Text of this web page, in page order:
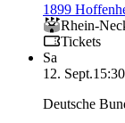
1899
Rhein-
Tickets
Sa
12. Sept.15:30
Deutsche